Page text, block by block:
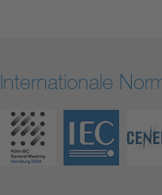
Internationale